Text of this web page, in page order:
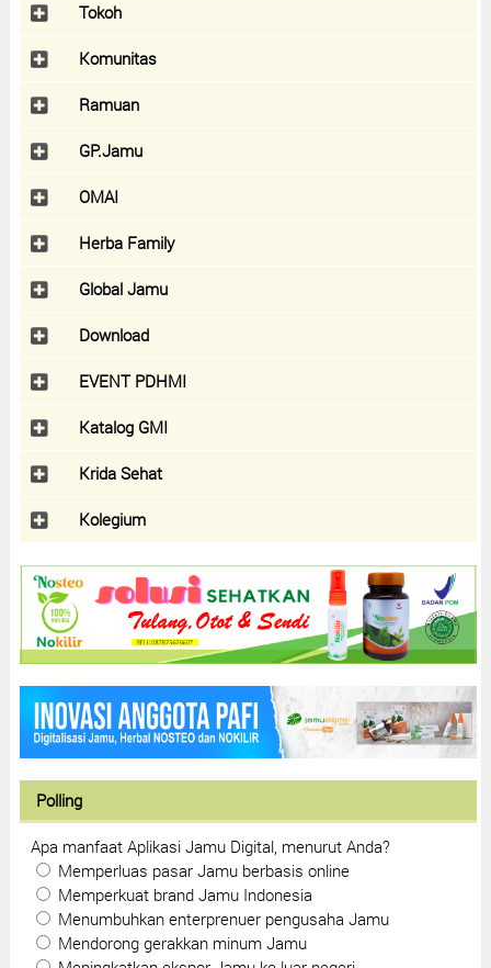
Tokoh
Komunitas
Ramuan
GP.Jamu
OMAI
Herba Family
Global Jamu
Download
EVENT PDHMI
Katalog GMI
Krida Sehat
Kolegium
Polling
Apa manfaat Aplikasi Jamu Digital, menurut Anda?
Memperluas pasar Jamu berbasis online
Memperkuat brand Jamu Indonesia
Menumbuhkan enterprenuer pengusaha Jamu
Mendorong gerakkan minum Jamu